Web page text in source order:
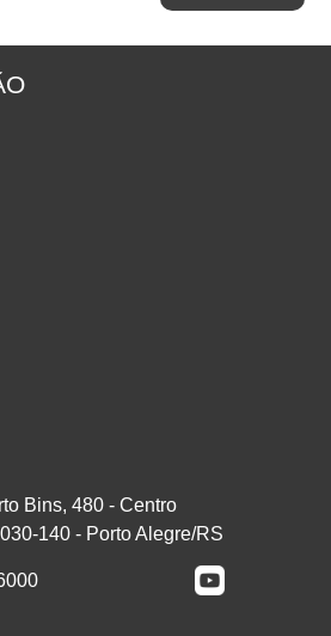
Bins, 480 - Centro
140 - Porto Alegre/RS